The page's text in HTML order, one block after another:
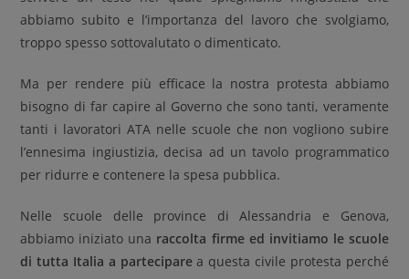
abbiamo subito e l’importanza del lavoro che svolgiamo,
troppo spesso sottovalutato o dimenticato.
Ma per rendere più efficace la nostra protesta abbiamo
bisogno di far capire al Governo che sono tanti, veramente
tanti i lavoratori ATA nelle scuole che non vogliono subire
l’ennesima ingiustizia, decisa ad un tavolo programmatico
per ridurre e contenere la spesa pubblica.
Nelle scuole delle province di Alessandria e Genova,
abbiamo iniziato una raccolta firme ed invitiamo le scuole
di tutta Italia a parteciparea questa civile protesta perché